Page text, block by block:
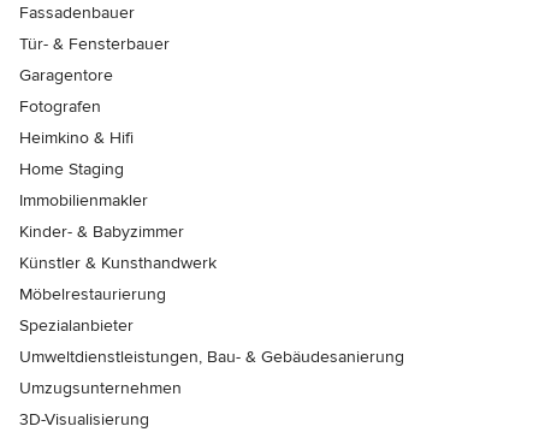
Fassadenbauer
Tür- & Fensterbauer
Garagentore
Fotografen
Heimkino & Hifi
Home Staging
Immobilienmakler
Kinder- & Babyzimmer
Künstler & Kunsthandwerk
Möbelrestaurierung
Spezialanbieter
Umweltdienstleistungen, Bau- & Gebäudesanierung
Umzugsunternehmen
3D-Visualisierung